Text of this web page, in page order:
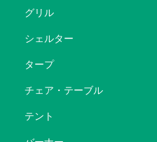
グリル
シェルター
タープ
チェア・テーブル
テント